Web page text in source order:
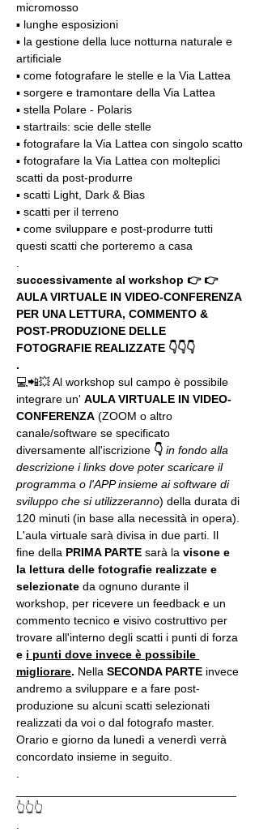
micromosso
▪️ lunghe esposizioni
▪️ la gestione della luce notturna naturale e
artificiale
▪️ come fotografare le stelle e la Via Lattea
▪️ sorgere e tramontare della Via Lattea
▪️ stella Polare - Polaris
▪️ startrails: scie delle stelle
▪️ fotografare la Via Lattea con singolo scatto
▪️ fotografare la Via Lattea con molteplici
scatti da post-produrre
▪️ scatti Light, Dark & Bias
▪️ scatti per il terreno
▪️ come sviluppare e post-produrre tutti
questi scatti che porteremo a casa
successivamente al workshop 👉 👉
AULA VIRTUALE IN VIDEO-CONFERENZA
PER UNA LETTURA, COMMENTO &
POST-PRODUZIONE DELLE
FOTOGRAFIE REALIZZATE 👇👇👇
.
💻📲💥 Al workshop sul campo è possibile
integrare un' AULA VIRTUALE IN VIDEO-
CONFERENZA (ZOOM o altro
canale/software se specificato
diversamente all'iscrizione 👇 in fondo alla
descrizione i links dove poter scaricare il
programma o l'APP insieme ai software di
sviluppo che si utilizzeranno) della durata di
120 minuti (in base alla necessità in opera).
L'aula virtuale sarà divisa in due parti. Il
fine della PRIMA PARTE sarà la visone e
la lettura delle fotografie realizzate e
selezionate da ognuno durante il
workshop, per ricevere un feedback e un
commento tecnico e visivo costruttivo per
trovare all'interno degli scatti i punti di forza
e i punti dove invece è possibile
migliorare. Nella SECONDA PARTE invece
andremo a sviluppare e a fare post-
produzione su alcuni scatti selezionati
realizzati da voi o dal fotografo master.
Orario e giorno da lunedì a venerdì verrà
concordato insieme in seguito.
👆👆👆